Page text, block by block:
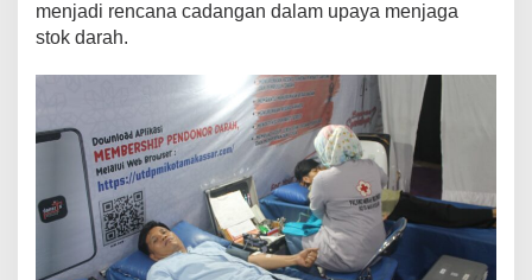
menjadi rencana cadangan dalam upaya menjaga
stok darah.